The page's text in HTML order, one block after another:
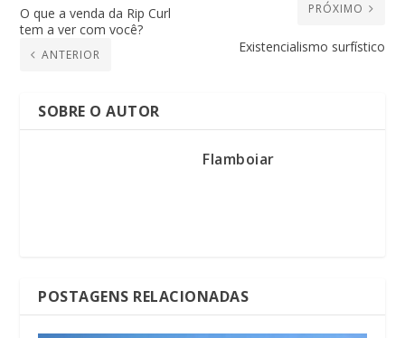
O que a venda da Rip Curl
tem a ver com você?
ANTERIOR
PRÓXIMO
Existencialismo surfístico
SOBRE O AUTOR
Flamboiar
POSTAGENS RELACIONADAS